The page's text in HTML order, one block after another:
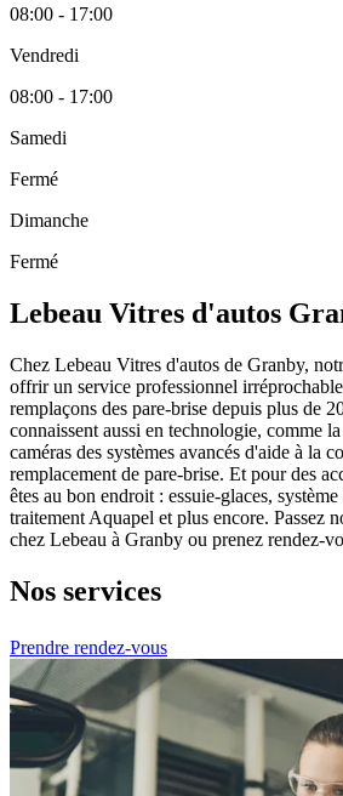
08:00 - 17:00
Vendredi
08:00 - 17:00
Samedi
Fermé
Dimanche
Fermé
Lebeau Vitres d'autos
Chez Lebeau Vitres d'autos de Granby,
offrir un service professionnel
remplaçons des pare-brise depuis plus de
connaissent aussi en technologie, comme
caméras des systèmes avancés d'aide à la
remplacement de pare-brise. Et pour des
êtes au bon endroit : essuie-glaces,
traitement Aquapel et plus encore. Passez
chez Lebeau à Granby ou prenez rendez-
Nos services
Prendre rendez-vous